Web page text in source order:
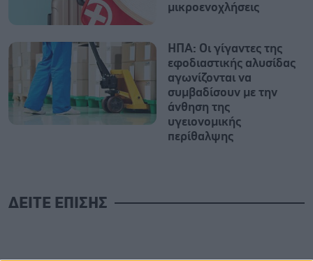
μικροενοχλήσεις
ΗΠΑ: Οι γίγαντες της
εφοδιαστικής αλυσίδας
αγωνίζονται να
συμβαδίσουν με την
άνθηση της
υγειονομικής
περίθαλψης
ΔΕΙΤΕ ΕΠΙΣΗΣ